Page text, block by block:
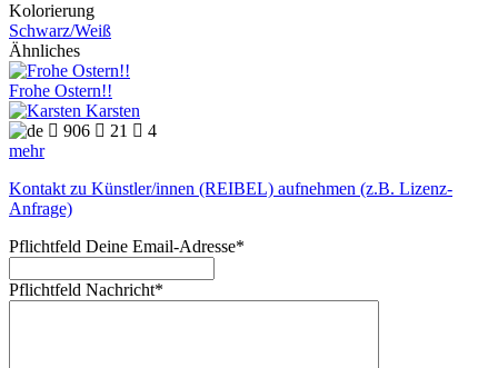
Kolorierung
Schwarz/Weiß
Ähnliches
Frohe Ostern!!
Karsten
 906  21  4
mehr
Kontakt zu Künstler/innen (REIBEL) aufnehmen (z.B. Lizenz-
Anfrage)
Pflichtfeld Deine Email-Adresse*
Pflichtfeld Nachricht*